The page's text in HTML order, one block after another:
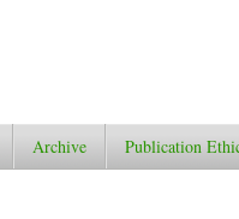
Archive Publication